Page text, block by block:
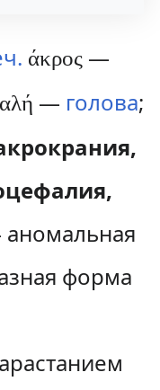
άκρος—
— голова;
форма